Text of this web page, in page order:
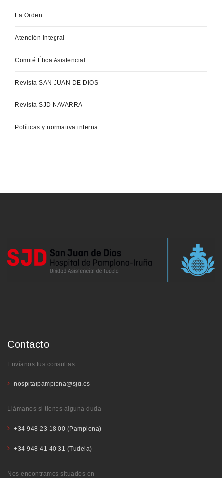
La Orden
Atención Integral
Comité Ética Asistencial
Revista SAN JUAN DE DIOS
Revista SJD NAVARRA
Políticas y normativa interna
Contacto
Envíanos tus consultas
hospitalpamplona@sjd.es
Llámanos si tienes alguna duda
+34 948 23 18 00 (Pamplona)
+34 948 41 40 31 (Tudela)
Nos encontramos situados en